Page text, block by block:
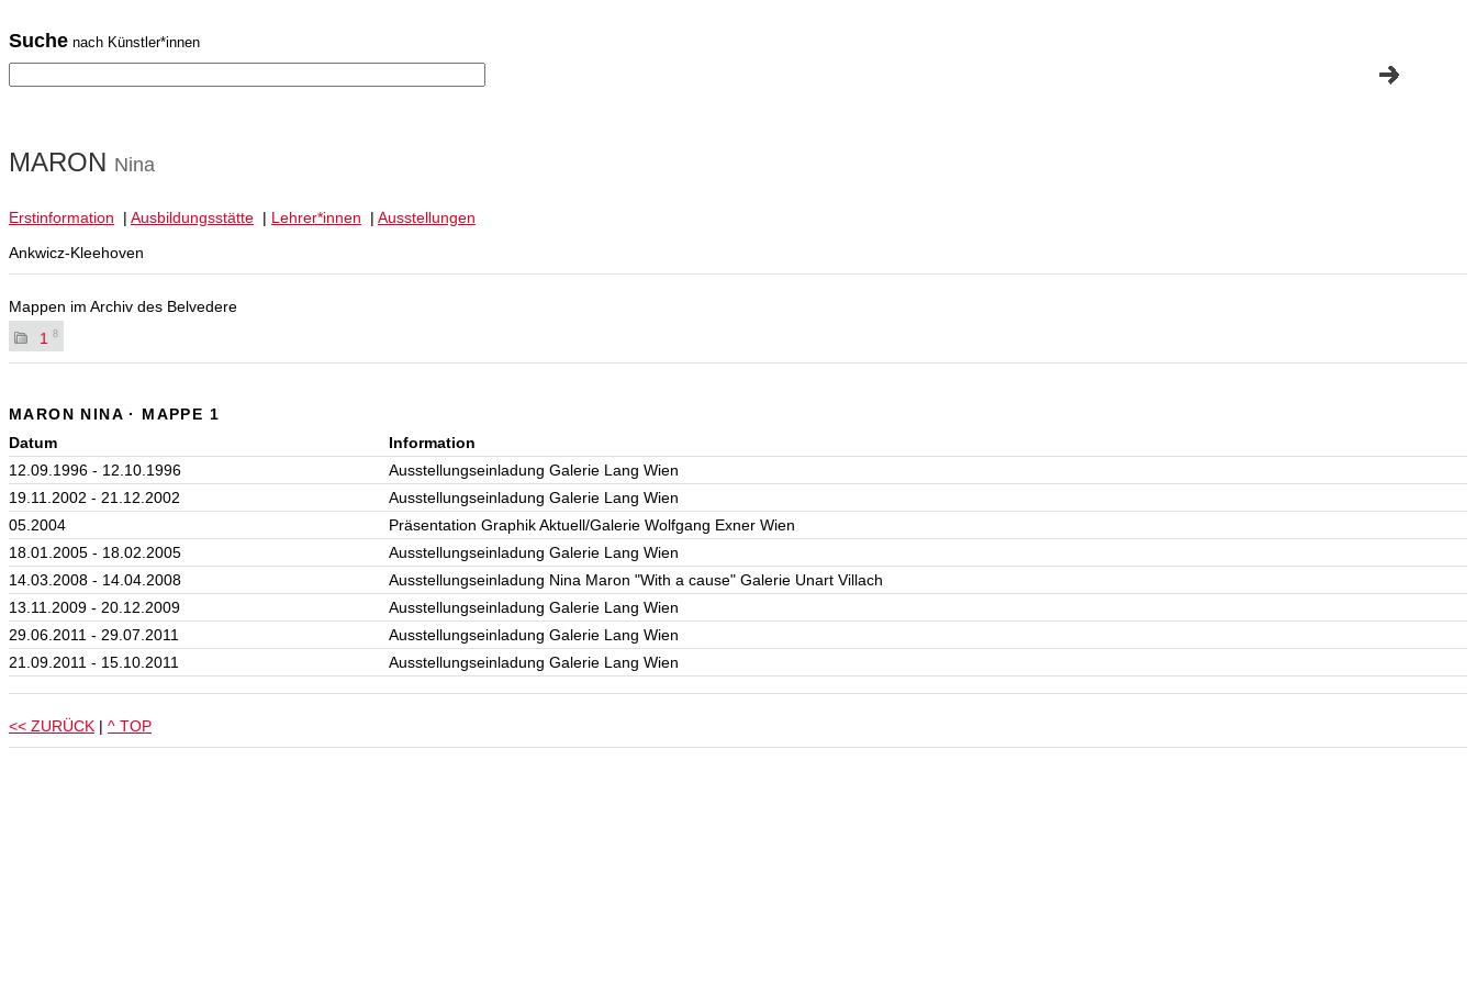
Suche nach Künstler*innen
MARON Nina
Erstinformation | Ausbildungsstätte | Lehrer*innen | Ausstellungen
Ankwicz-Kleehoven
Mappen im Archiv des Belvedere
1
8
MARON NINA · MAPPE 1
Datum
Information
12.09.1996 - 12.10.1996
Ausstellungseinladung Galerie Lang Wien
19.11.2002 - 21.12.2002
Ausstellungseinladung Galerie Lang Wien
05.2004
Präsentation Graphik Aktuell/Galerie Wolfgang Exner Wien
18.01.2005 - 18.02.2005
Ausstellungseinladung Galerie Lang Wien
14.03.2008 - 14.04.2008
Ausstellungseinladung Nina Maron "With a cause" Galerie Unart Villach
13.11.2009 - 20.12.2009
Ausstellungseinladung Galerie Lang Wien
29.06.2011 - 29.07.2011
Ausstellungseinladung Galerie Lang Wien
21.09.2011 - 15.10.2011
Ausstellungseinladung Galerie Lang Wien
<< ZURÜCK | ^ TOP